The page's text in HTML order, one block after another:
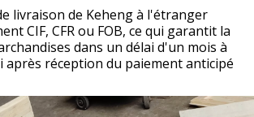
livraison de Keheng à l'étranger
CIF, CFR ou FOB, ce qui garantit la
dans un délai d'un mois à
après réception du paiement anticipé